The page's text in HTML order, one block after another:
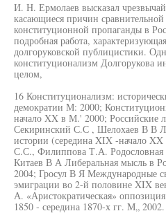
И. Н. Ермолаев высказал
касающиеся причин
конституционной пропаганды в
подробная работа,
долгоруковской публицистики.
конституционализм Долгорукова
целом,
16 Конституционализм:
демократии М: 2000;
начало XX в М.' 2000; Российские
Секиринский С.С , Шелохаев В В
истории (середина XIX -начало
С.С., Филиппова Т.А. Родословная
Китаев В А Либеральная мысль в
2004; Гросул В Я Международные
эмиграции во 2-й половине XIX
А. «Аристократическая»
1850 - середина 1870-х гг. М„ 2002.